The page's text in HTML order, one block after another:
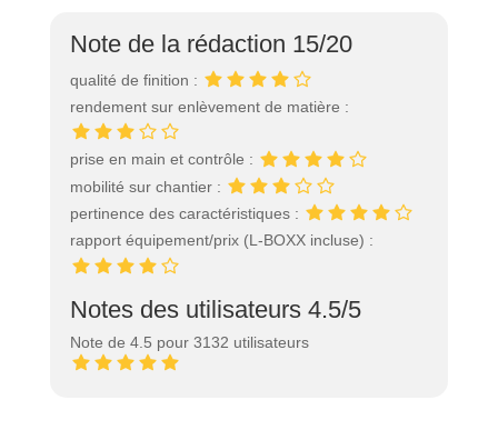
Note de la rédaction 15/20
qualité de finition :
rendement sur enlèvement de matière :
prise en main et contrôle :
mobilité sur chantier :
pertinence des caractéristiques :
rapport équipement/prix (L-BOXX incluse) :
Notes des utilisateurs 4.5/5
Note de 4.5 pour 3132 utilisateurs